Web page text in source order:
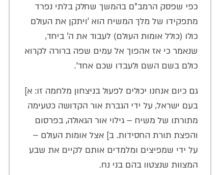
כפי שפסק הרמב"ם בהמשך שחלק בלתי נפרד
מתפקידו של מלך המשיח הוא 'ויתקן את העולם
כולו (כולל אומות העולם) לעבוד את ה' ביחד,
שנאמר כי אז אהפוך אל עמים שפה ברורה לקרוא
כולם בשם השם ולעבדו שכם אחד'.
גם כיום אנחנו יכולים לפעול בניצחון מלחמה זו: א]
בעם ישראל, על ידי הגברת אור הקדושה כטעימה
מתורתו של משיח – גילוי אור הגאולה, בפרסום
והפצת תורת החסידות. ב] אצל אומות העולם –
על ידי שמפיצים ומלמדים אותם לקיים את שבע
המצוות שנצטוו בהם בני נח.